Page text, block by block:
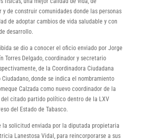
y de construir comunidades donde las personas
de adoptar cambios de vida saludable y con
desarrollo.
se dio a conocer el oficio enviado por Jorge
Torres Delgado, coordinador y secretario
de la Coordinadora Ciudadana
donde se indica el nombramiento
Calzada como nuevo coordinador de la
citado partido político dentro de la LXV
del Estado de Tabasco.
la solicitud enviada por la diputada propietaria
Lanestosa Vidal, para reincorporarse a sus